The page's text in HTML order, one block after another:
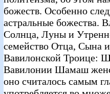
божеств. Особенно
астральные божества.
Солнца, Луны и
семейство Отца, Сына
Вавилонской Троице:
Вавилонии Шамаш
оно считалось самым